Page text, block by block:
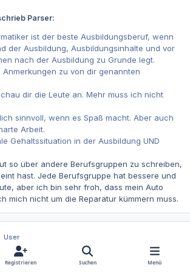
Parser:
ist der beste Ausbildungsberuf, wenn
der Ausbildung, Ausbildungsinhalte und vor
nach der Ausbildung zu Grunde legt.
zu von dir genannten
dir die Leute an. Mehr muss ich nicht
sinnvoll, wenn es Spaß macht. Aber auch
Arbeit.
Gehaltssituation in der Ausbildung UND
so über andere Berufsgruppen zu schreiben,
hast. Jede Berufsgruppe hat bessere und
aber ich bin sehr froh, dass mein Auto
mich nicht um die Reparatur kümmern muss.
User
Registrieren Suchen Menü